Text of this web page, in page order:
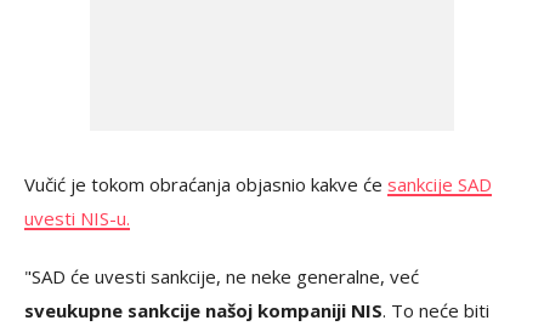
Vučić je tokom obraćanja objasnio kakve će sankcije SAD
uvesti NIS-u.
"SAD će uvesti sankcije, ne neke generalne, već
sveukupne sankcije našoj kompaniji NIS. To neće biti